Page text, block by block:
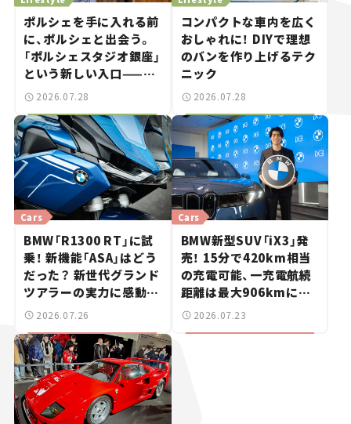
ポルシェを手に入れる前
に、ポルシェと出会う。
「ポルシェスタジオ銀座」
という新しい入口——連
載｜CCGとクルマでどう
2026.07.28
コンパクトな車内を広く
おしゃれに！ DIYで理想
のバンを作り上げるテク
ニック
2026.07.28
Cars
BMW「R1300 RT」に試
乗！ 新機能「ASA」はどう
だった？ 新世代グランド
ツアラーの実力に感動
【試乗レビュー】
2026.07.26
Cars
BMW新型SUV「iX3」発
売！ 15分で420km相当
の充電可能、一充電航続
距離は最大906kmに。
サッカー中村敬斗選手も
2026.07.23